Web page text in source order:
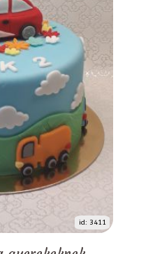
id: 3411